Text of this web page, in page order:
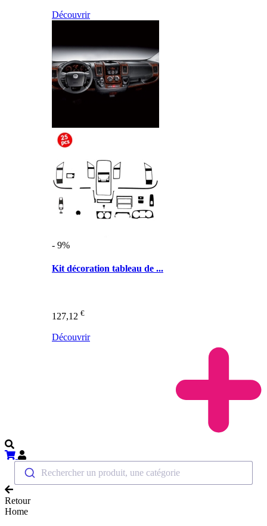
Découvrir
- 9%
Kit décoration tableau de ...
127,12 €
Découvrir
Rechercher un produit, une catégorie
Retour
Home